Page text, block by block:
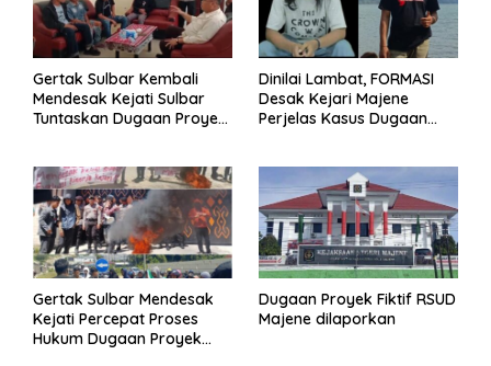
Gertak Sulbar Kembali
Mendesak Kejati Sulbar
Tuntaskan Dugaan Proyek
Dinilai Lambat, FORMASI
Desak Kejari Majene
Perjelas Kasus Dugaan
Gertak Sulbar Mendesak
Kejati Percepat Proses
Hukum Dugaan Proyek
Dugaan Proyek Fiktif RSUD
Majene dilaporkan